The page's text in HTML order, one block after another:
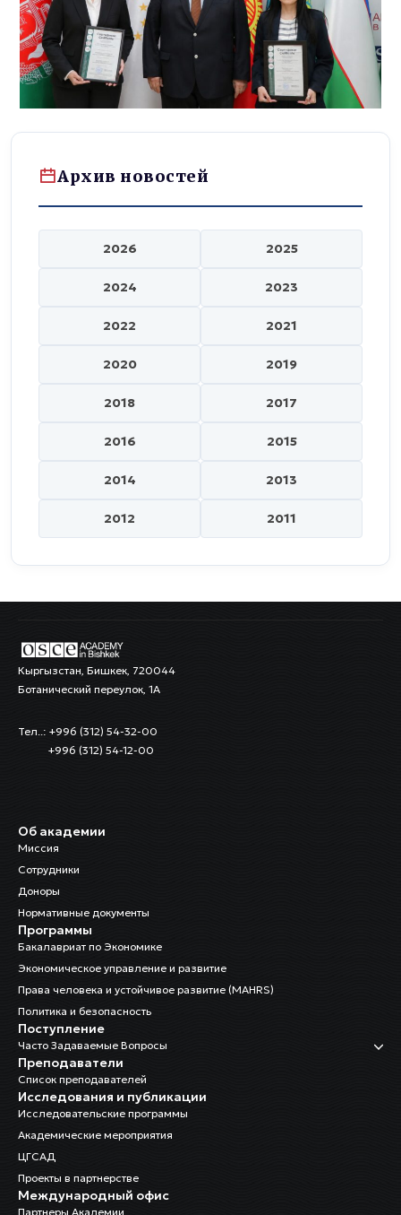
Архив новостей
2026 2025
2024 2023
2022 2021
2020 2019
2018 2017
2016 2015
2014 2013
2012 2011
Кыргызстан, Бишкек, 720044
Ботанический переулок, 1А
Тел..: +996 (312) 54-32-00
+996 (312) 54-12-00
Об академии
Миссия
Сотрудники
Доноры
Нормативные документы
Программы
Бакалавриат по Экономике
Экономическое управление и развитие
Права человека и устойчивое развитие (MAHRS)
Политика и безопасность
Поступление
Часто Задаваемые Вопросы
Преподаватели
Список преподавателей
Исследования и публикации
Исследовательские программы
Академические мероприятия
ЦГСАД
Проекты в партнерстве
Международный офис
Партнеры Академии